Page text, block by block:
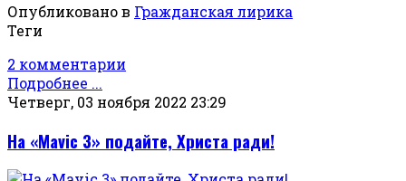
Опубликовано в Гражданская лирика
Теги
2 комментарии
Подробнее ...
Четверг, 03 ноября 2022 23:29
На «Mavic 3» подайте, Христа ради!